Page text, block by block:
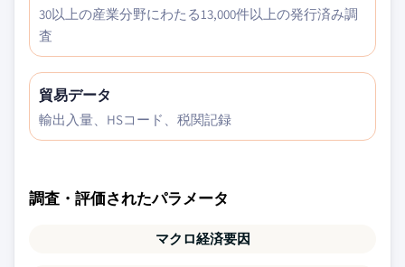
30以上の産業分野にわたる13,000件以上の発行済み調
査
貿易データ
輸出入量、HSコード、税関記録
調査・評価されたパラメータ
マクロ経済要因